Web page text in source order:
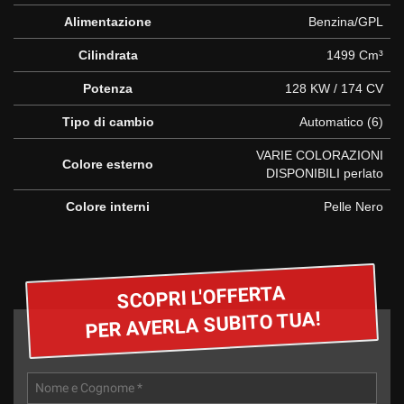
Alimentazione Benzina/GPL
Cilindrata 1499 Cm³
Potenza 128 KW / 174 CV
Tipo di cambio Automatico (6)
Colore esterno
VARIE COLORAZIONI
DISPONIBILI perlato
Colore interni Pelle Nero
SCOPRI L'OFFERTA
PER AVERLA SUBITO TUA!
strumenti
tracciamento
rimanda
cookie
scelte
in
qualsiasi
momento.